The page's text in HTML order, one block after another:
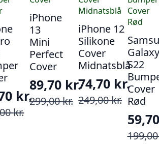
kr.
kr.
iPhone
13
Mini
Perfect
Cover
299,00kr.
Den
89,70 kr.
Den
iPhone 12
Silikone
Cover
Midnatsblå
249,00kr.
Den
oprindelige
74,70 kr.
Den
aktuelle
Galaxy
S22
Cover
Rød
Den
Den